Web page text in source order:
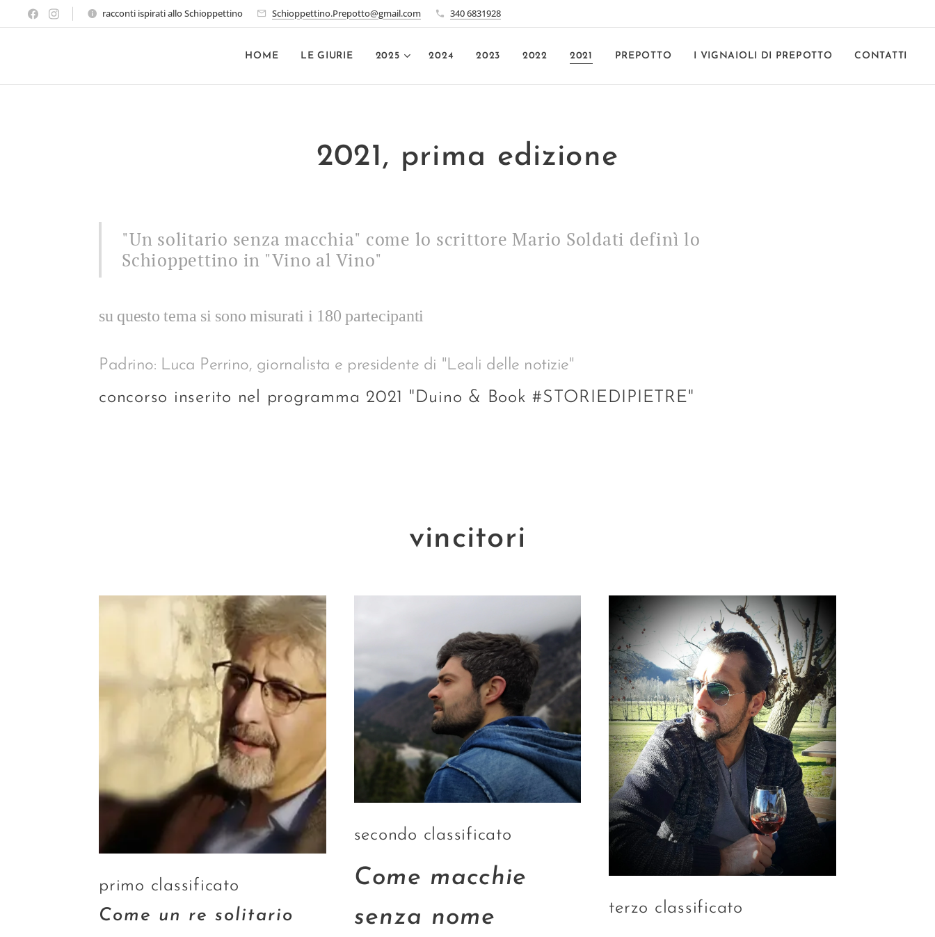
racconti ispirati allo Schioppettino Schioppettino.Prepotto@gmail.com 340 6831928
HOME LE GIURIE 2025 2024 2023 2022 2021 PREPOTTO I VIGNAIOLI DI PREPOTTO CONTATTI
2021, prima edizione
"Un solitario senza macchia" come lo scrittore Mario Soldati definì lo
Schioppettino in "Vino al Vino"
su questo tema si sono misurati i 180 partecipanti
Padrino: Luca Perrino, giornalista e presidente di "Leali delle notizie"
concorso inserito nel programma 2021 "Duino & Book #STORIEDIPIETRE"
vincitori
primo classificato
Come un re solitario
secondo classificato
Come macchie
senza nome
terzo classificato